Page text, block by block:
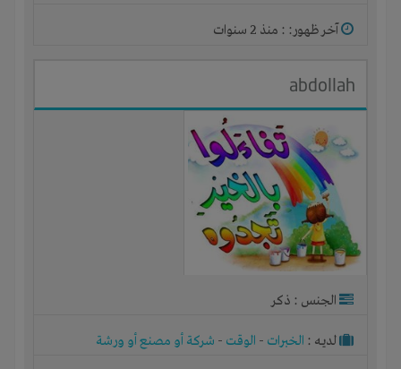
آخر ظهور: : منذ 2 سنوات
abdollah
الجنس : ذكر
لديـه : الخبرات - الوقت - شركة أو مصنع أو ورشة